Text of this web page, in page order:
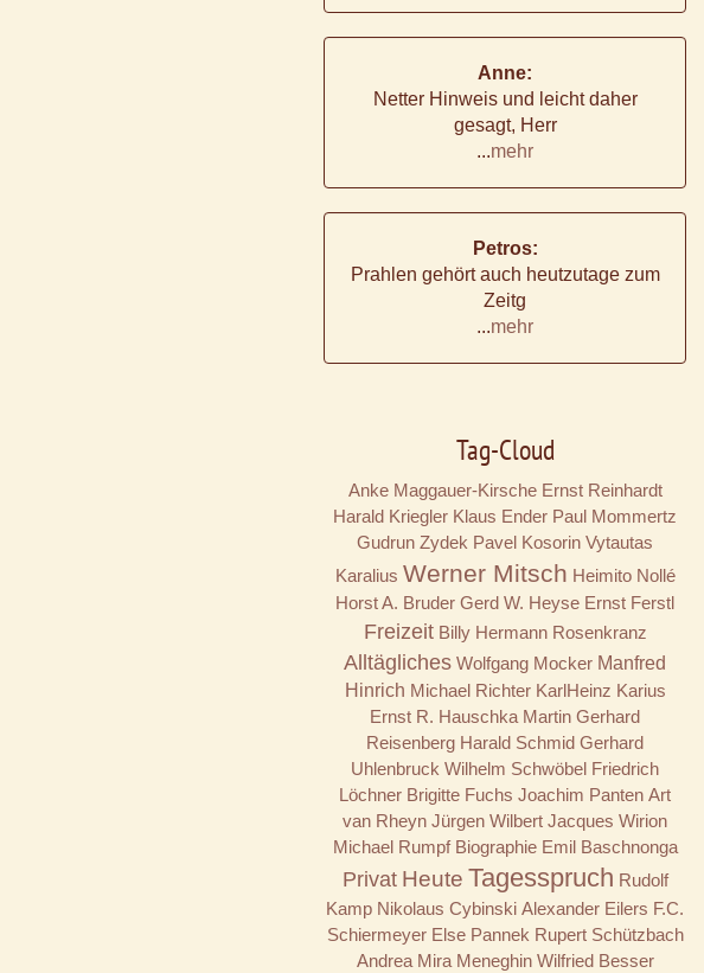
Anne:
Netter Hinweis und leicht daher
gesagt, Herr
...mehr
Petros:
Prahlen gehört auch heutzutage zum
Zeitg
...mehr
Tag-Cloud
Anke Maggauer-Kirsche Ernst Reinhardt
Harald Kriegler Klaus Ender Paul Mommertz
Gudrun Zydek Pavel Kosorin Vytautas
Karalius Werner Mitsch Heimito Nollé
Horst A. Bruder Gerd W. Heyse Ernst Ferstl
Freizeit Billy Hermann Rosenkranz
Alltägliches Wolfgang Mocker Manfred
Hinrich Michael Richter KarlHeinz Karius
Ernst R. Hauschka Martin Gerhard
Reisenberg Harald Schmid Gerhard
Uhlenbruck Wilhelm Schwöbel Friedrich
Löchner Brigitte Fuchs Joachim Panten Art
van Rheyn Jürgen Wilbert Jacques Wirion
Michael Rumpf Biographie Emil Baschnonga
Privat Heute Tagesspruch Rudolf
Kamp Nikolaus Cybinski Alexander Eilers F.C.
Schiermeyer Else Pannek Rupert Schützbach
Andrea Mira Meneghin Wilfried Besser